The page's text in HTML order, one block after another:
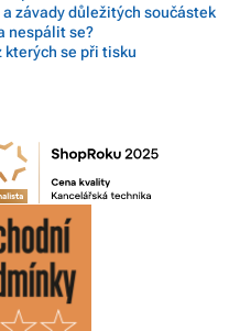
závady důležitých součástek
nespálit se?
kterých se při tisku